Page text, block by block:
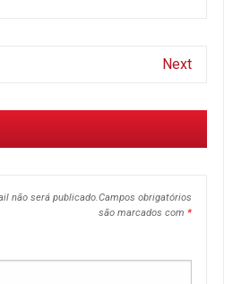
Next
não será publicado.Campos obrigatórios
são marcados com *